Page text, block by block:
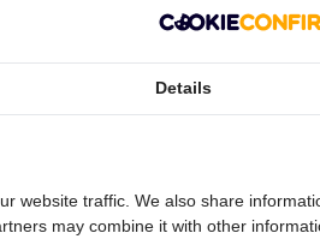
niet geretourneerd worden en
Details
website traffic. We also share
may combine it with other